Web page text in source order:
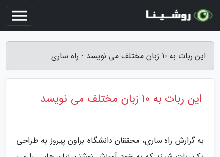
این ربات به 10 زبان مختلف می نویسد - راه ساری
این ربات به 10 زبان مختلف می نویسد
به گزارش راه ساری، محققان دانشگاه براون پیروز به طراحی